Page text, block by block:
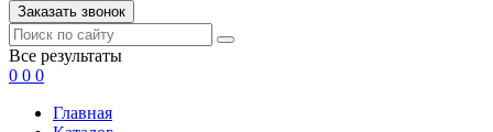
Заказать звонок
Все результаты
0 0 0
Главная